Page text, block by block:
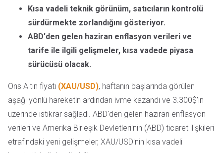
Kısa vadeli teknik görünüm, satıcıların kontrolü
sürdürmekte zorlandığını gösteriyor.
ABD'den gelen haziran enflasyon verileri ve
tarife ile ilgili gelişmeler, kısa vadede piyasa
sürücüsü olacak.
Ons Altın fiyatı (XAU/USD), haftanın başlarında görülen
aşağı yönlü hareketin ardından ivme kazandı ve 3.300$'ın
üzerinde istikrar sağladı. ABD'den gelen haziran enflasyon
verileri ve Amerika Birleşik Devletleri'nin (ABD) ticaret ilişkileri
etrafındaki yeni gelişmeler, XAU/USD'nin kısa vadeli